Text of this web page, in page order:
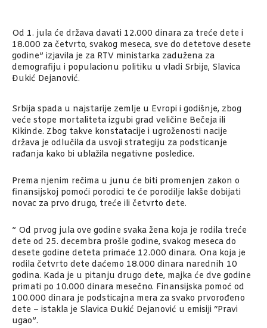
Od 1. jula će država davati 12.000 dinara za treće dete i
18.000 za četvrto, svakog meseca, sve do detetove desete
godine” izjavila je za RTV ministarka zadužena za
demografiju i populacionu politiku u vladi Srbije, Slavica
Đukić Dejanović.
Srbija spada u najstarije zemlje u Evropi i godišnje, zbog
veće stope mortaliteta izgubi grad veličine Bečeja ili
Kikinde. Zbog takve konstatacije i ugroženosti nacije
država je odlučila da usvoji strategiju za podsticanje
rađanja kako bi ublažila negativne posledice.
Prema njenim rečima u junu će biti promenjen zakon o
finansijskoj pomoći porodici te će porodilje lakše dobijati
novac za prvo drugo, treće ili četvrto dete.
” Od prvog jula ove godine svaka žena koja je rodila treće
dete od 25. decembra prošle godine, svakog meseca do
desete godine deteta primaće 12.000 dinara. Ona koja je
rodila četvrto dete daćemo 18.000 dinara narednih 10
godina. Kada je u pitanju drugo dete, majka će dve godine
primati po 10.000 dinara mesečno. Finansijska pomoć od
100.000 dinara je podsticajna mera za svako prvorođeno
dete – istakla je Slavica Đukić Dejanović u emisiji “Pravi
ugao”.